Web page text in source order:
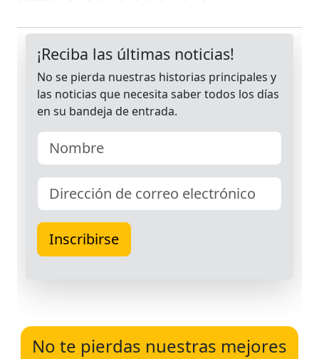
No te pierdas nuestras mejores